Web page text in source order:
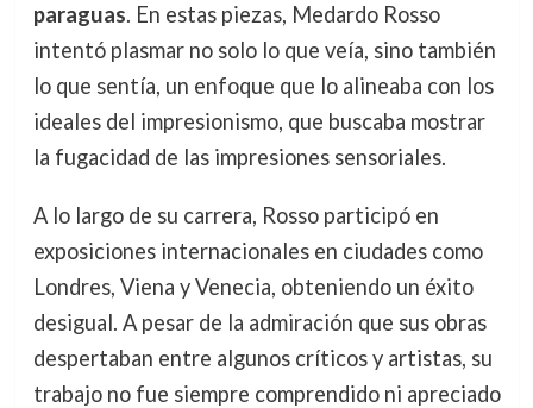
paraguas. En estas piezas, Medardo Rosso
intentó plasmar no solo lo que veía, sino también
lo que sentía, un enfoque que lo alineaba con los
ideales del impresionismo, que buscaba mostrar
la fugacidad de las impresiones sensoriales.
A lo largo de su carrera, Rosso participó en
exposiciones internacionales en ciudades como
Londres, Viena y Venecia, obteniendo un éxito
desigual. A pesar de la admiración que sus obras
despertaban entre algunos críticos y artistas, su
trabajo no fue siempre comprendido ni apreciado